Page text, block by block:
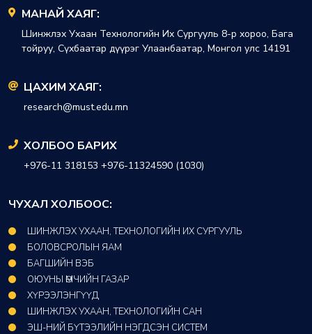
МАНАЙ ХАЯГ:
Шинжлэх Ухаан Технологийн Их Сургууль 8-р хороо, Бага
тойруу, Сүхбаатар дүүрэг Улаанбаатар, Монгол улс 14191
ЦАХИМ ХАЯГ:
research@must.edu.mn
ХОЛБОО БАРИХ
+976-11 318153 +976-11324590 (1030)
ЧУХАЛ ХОЛБООС:
ШИНЖЛЭХ УХААН, ТЕХНОЛОГИЙН ИХ СУРГУУЛЬ
БОЛОВСРОЛЫН ЯАМ
БАГШИЙН ВЭБ
ОЮУНЫ ӨМЧИЙН ГАЗАР​
ХҮРЭЭЛЭНГҮҮД​
ШИНЖЛЭХ УХААН, ТЕХНОЛОГИЙН САН​
ЭШ-НИЙ БҮТЭЭЛИЙН НЭГДСЭН СИСТЕМ